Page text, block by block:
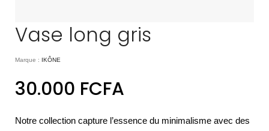
Vase long gris
Marque : IKÔNE
30.000 FCFA
Notre collection capture l’essence du minimalisme avec des